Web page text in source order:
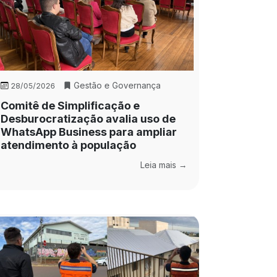
28/05/2026 Gestão e Governança
Comitê de Simplificação e
Desburocratização avalia uso de
WhatsApp Business para ampliar
atendimento à população
Leia mais →